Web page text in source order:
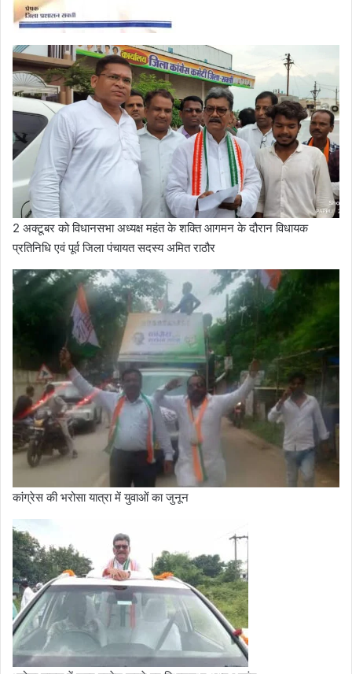
2 अक्टूबर को विधानसभा अध्यक्ष महंत के शक्ति आगमन के दौरान विधायक
प्रतिनिधि एवं पूर्व जिला पंचायत सदस्य अमित राठौर
कांग्रेस की भरोसा यात्रा में युवाओं का जुनून